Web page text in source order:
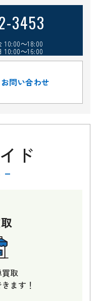
3453
10:00～18:00
10:00～16:00
問い合わせ
ド
取
ます！